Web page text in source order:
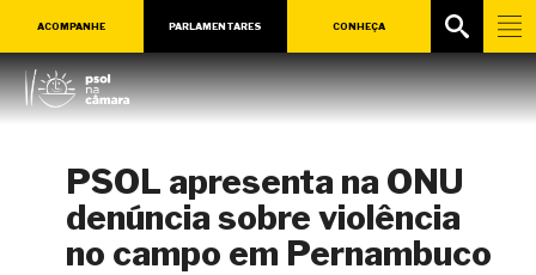
ACOMPANHE PARLAMENTARES CONHEÇA
PSOL apresenta na ONU
denúncia sobre violência
no campo em Pernambuco